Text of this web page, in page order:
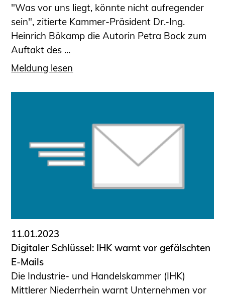
"Was vor uns liegt, könnte nicht aufregender
sein", zitierte Kammer-Präsident Dr.-Ing.
Heinrich Bökamp die Autorin Petra Bock zum
Auftakt des ...
Meldung lesen
11.01.2023
Digitaler Schlüssel: IHK warnt vor gefälschten
E-Mails
Die Industrie- und Handelskammer (IHK)
Mittlerer Niederrhein warnt Unternehmen vor